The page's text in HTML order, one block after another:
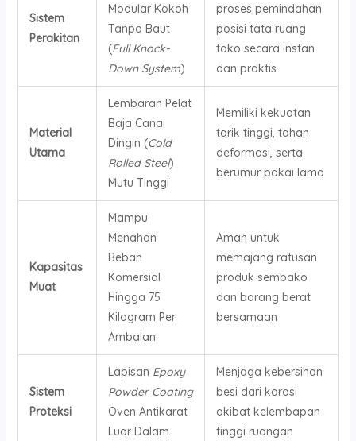
Sistem
Perakitan
Modular Kokoh
Tanpa Baut
(Full Knock-
Down System)
proses pemindahan
posisi tata ruang
toko secara instan
dan praktis
Material
Utama
Lembaran Pelat
Baja Canai
Dingin (Cold
Rolled Steel)
Mutu Tinggi
Memiliki kekuatan
tarik tinggi, tahan
deformasi, serta
berumur pakai lama
Kapasitas
Muat
Mampu
Menahan
Beban
Komersial
Hingga 75
Kilogram Per
Ambalan
Aman untuk
memajang ratusan
produk sembako
dan barang berat
bersamaan
Sistem
Proteksi
Lapisan Epoxy
Powder Coating
Oven Antikarat
Luar Dalam
Menjaga kebersihan
besi dari korosi
akibat kelembapan
tinggi ruangan